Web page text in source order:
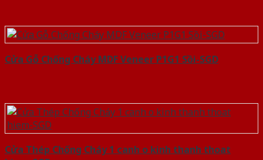
Cửa Gỗ Chống Cháy MDF Veneer P1G1 Sồi-SGD
Cửa Thép Chống Cháy 1 canh o kinh thanh thoat